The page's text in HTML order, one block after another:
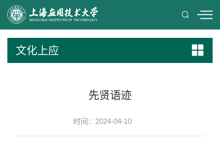
文化上应
先贤语迹
时间：2024-04-10